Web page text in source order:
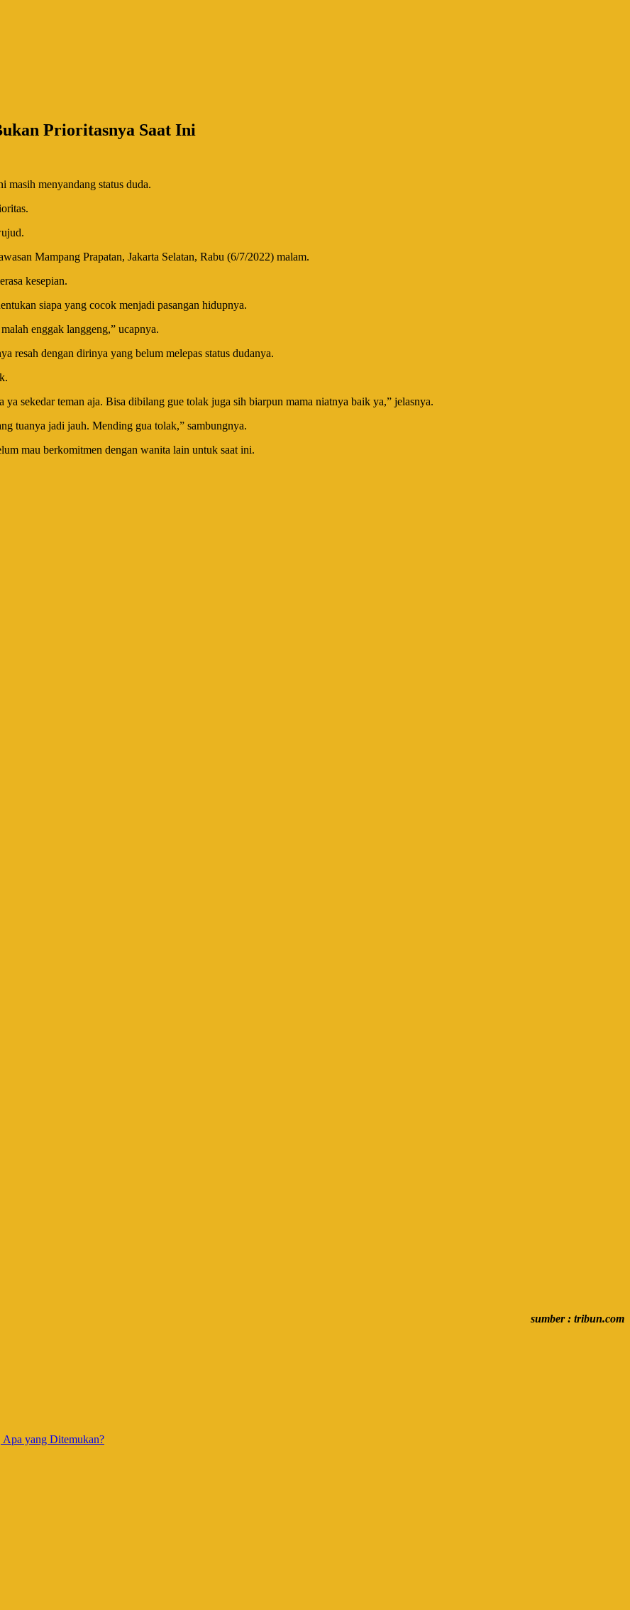
Prioritasnya Saat Ini
masih menyandang status duda.
Mampang Prapatan, Jakarta Selatan, Rabu (6/7/2022) malam.
kesepian.
siapa yang cocok menjadi pasangan hidupnya.
enggak langgeng,” ucapnya.
resah dengan dirinya yang belum melepas status dudanya.
sekedar teman aja. Bisa dibilang gue tolak juga sih biarpun mama niatnya baik ya,” jelasnya.
tuanya jadi jauh. Mending gua tolak,” sambungnya.
mau berkomitmen dengan wanita lain untuk saat ini.
sumber : tribun.com
yang Ditemukan?